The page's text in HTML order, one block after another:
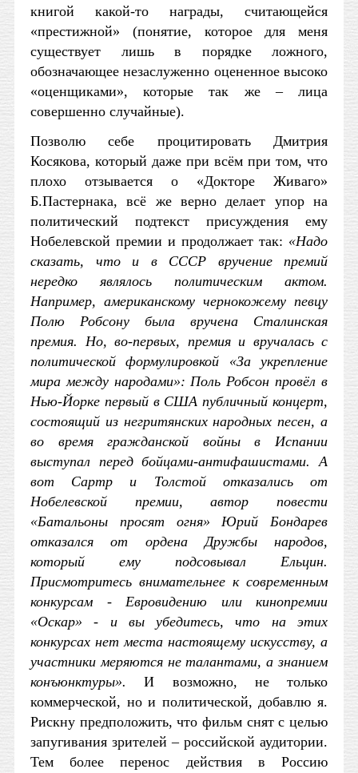
книгой какой-то награды, считающейся
«престижной» (понятие, которое для меня
существует лишь в порядке ложного,
обозначающее незаслуженно оцененное высоко
«оценщиками», которые так же – лица
совершенно случайные).
Позволю себе процитировать Дмитрия
Косякова, который даже при всём при том, что
плохо отзывается о «Докторе Живаго»
Б.Пастернака, всё же верно делает упор на
политический подтекст присуждения ему
Нобелевской премии и продолжает так: «Надо
сказать, что и в СССР вручение премий
нередко являлось политическим актом.
Например, американскому чернокожему певцу
Полю Робсону была вручена Сталинская
премия. Но, во-первых, премия и вручалась с
политической формулировкой «За укрепление
мира между народами»: Поль Робсон провёл в
Нью-Йорке первый в США публичный концерт,
состоящий из негритянских народных песен, а
во время гражданской войны в Испании
выступал перед бойцами-антифашистами. А
вот Сартр и Толстой отказались от
Нобелевской премии, автор повести
«Батальоны просят огня» Юрий Бондарев
отказался от ордена Дружбы народов,
который ему подсовывал Ельцин.
Присмотритесь внимательнее к современным
конкурсам - Евровидению или кинопремии
«Оскар» - и вы убедитесь, что на этих
конкурсах нет места настоящему искусству, а
участники меряются не талантами, а знанием
конъюнктуры».И возможно, не только
коммерческой, но и политической, добавлю я.
Рискну предположить, что фильм снят с целью
запугивания зрителей – российской аудитории.
Тем более перенос действия в Россию